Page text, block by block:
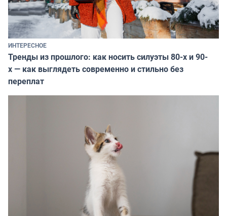
ИНТЕРЕСНОЕ
Тренды из прошлого: как носить силуэты 80-х и 90-
х — как выглядеть современно и стильно без
переплат